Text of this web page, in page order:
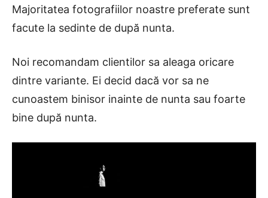
Majoritatea fotografiilor noastre preferate sunt
facute la sedinte de după nunta.
Noi recomandam clientilor sa aleaga oricare
dintre variante. Ei decid dacă vor sa ne
cunoastem binisor inainte de nunta sau foarte
bine după nunta.